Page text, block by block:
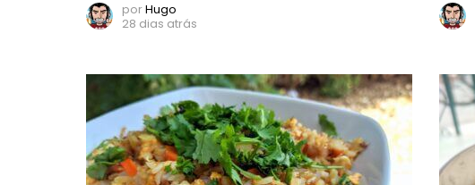
porHugo
28 dias atrás